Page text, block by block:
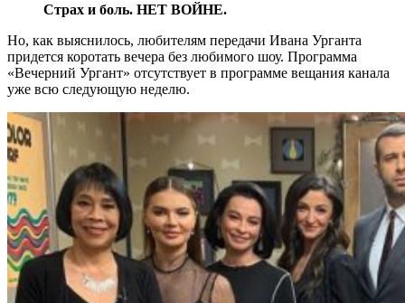
Страх и боль. НЕТ ВОЙНЕ.
Но, как выяснилось, любителям передачи Ивана Урганта
придется коротать вечера без любимого шоу. Программа
«Вечерний Ургант» отсутствует в программе вещания канала
уже всю следующую неделю.